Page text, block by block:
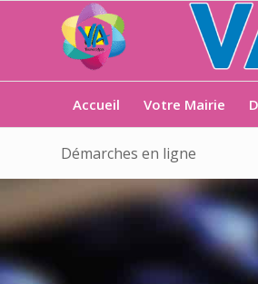
Accueil Votre Mairie
Démarches en ligne